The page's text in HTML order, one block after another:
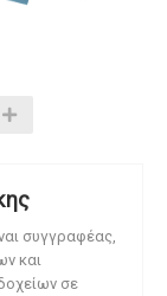
συγγραφέας,
και
σε